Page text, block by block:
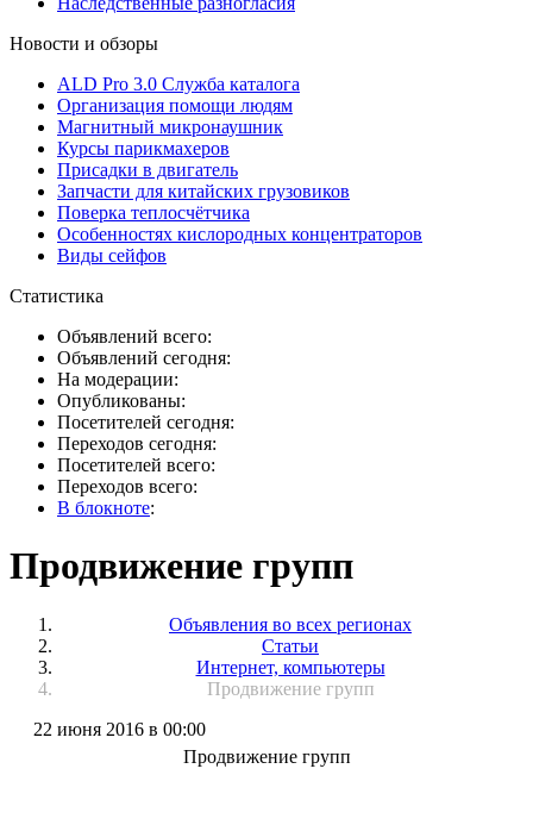
Новости и обзоры
ALD Pro 3.0 Служба каталога
Организация помощи людям
Магнитный микронаушник
Курсы парикмахеров
Присадки в двигатель
Запчасти для китайских грузовиков
Поверка теплосчётчика
Особенностях кислородных концентраторов
Виды сейфов
Статистика
Объявлений всего:
Объявлений сегодня:
На модерации:
Опубликованы:
Посетителей сегодня:
Переходов сегодня:
Посетителей всего:
Переходов всего:
В блокноте:
Продвижение групп
Объявления во всех регионах
Статьи
Интернет, компьютеры
Продвижение групп
22 июня 2016 в 00:00
Продвижение групп